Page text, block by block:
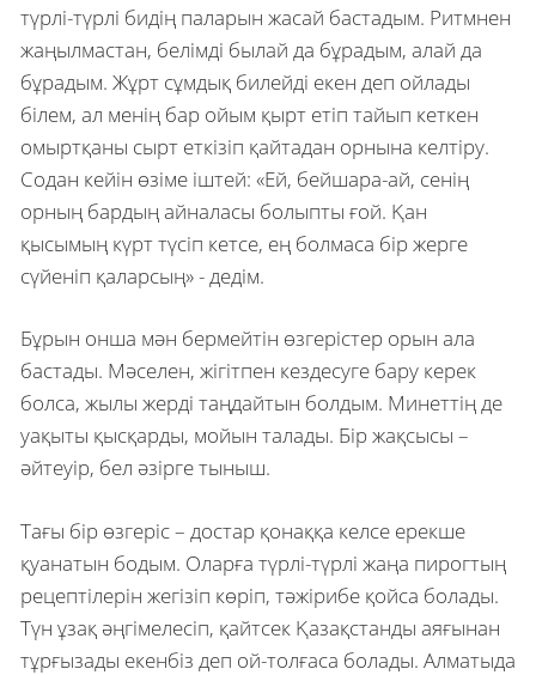
түрлі-түрлі бидің паларын жасай бастадым. Ритмнен
жаңылмастан, белімді былай да бұрадым, алай да
бұрадым. Жұрт сұмдық билейді екен деп ойлады
білем, ал менің бар ойым қырт етіп тайып кеткен
омыртқаны сырт еткізіп қайтадан орнына келтіру.
Содан кейін өзіме іштей: «Ей, бейшара-ай, сенің
орның бардың айналасы болыпты ғой. Қан
қысымың күрт түсіп кетсе, ең болмаса бір жерге
сүйеніп қаларсың» - дедім.
Бұрын онша мән бермейтін өзгерістер орын ала
бастады. Мәселен, жігітпен кездесуге бару керек
болса, жылы жерді таңдайтын болдым. Минеттің де
уақыты қысқарды, мойын талады. Бір жақсысы –
әйтеуір, бел әзірге тыныш.
Тағы бір өзгеріс – достар қонаққа келсе ерекше
қуанатын бодым. Оларға түрлі-түрлі жаңа пирогтың
рецептілерін жегізіп көріп, тәжірибе қойса болады.
Түн ұзақ әңгімелесіп, қайтсек Қазақстанды аяғынан
тұрғызады екенбіз деп ой-толғаса болады. Алматыда